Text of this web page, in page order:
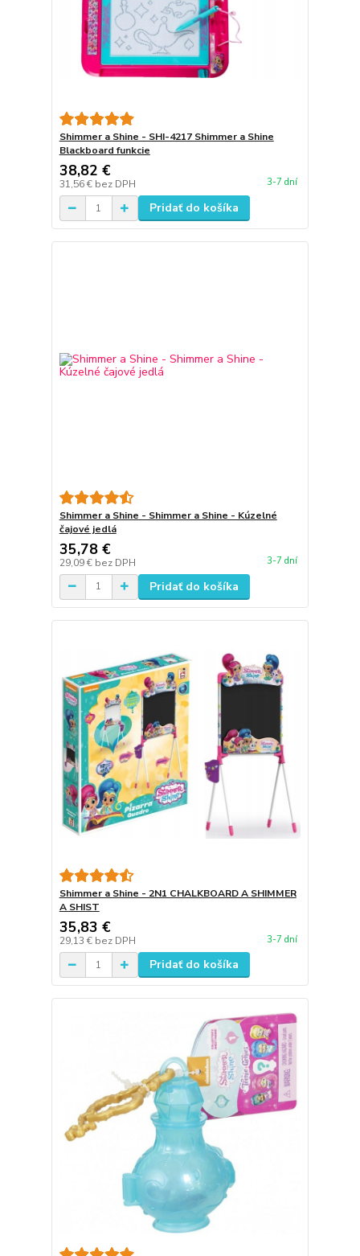
Shimmer a Shine - SHI-4217 Shimmer a Shine
Blackboard funkcie
38,82 €
31,56 € bez DPH 3-7 dní
Pridať do košíka
Shimmer a Shine - Shimmer a Shine - Kúzelné
čajové jedlá
35,78 €
29,09 € bez DPH 3-7 dní
Pridať do košíka
Shimmer a Shine - 2N1 CHALKBOARD A SHIMMER
A SHIST
35,83 €
29,13 € bez DPH 3-7 dní
Pridať do košíka